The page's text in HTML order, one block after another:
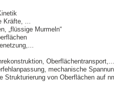
Kräfte, ...
„flüssige Murmeln“
Oberflächentransport,...
mechanische
Strukturierung von Oberflächen auf